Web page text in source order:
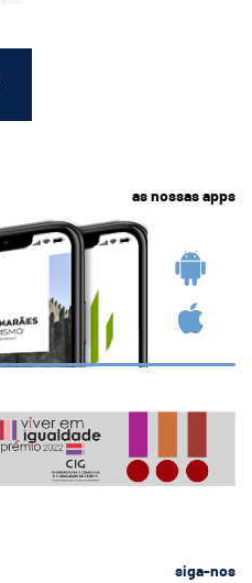
as nossas apps
siga-nos